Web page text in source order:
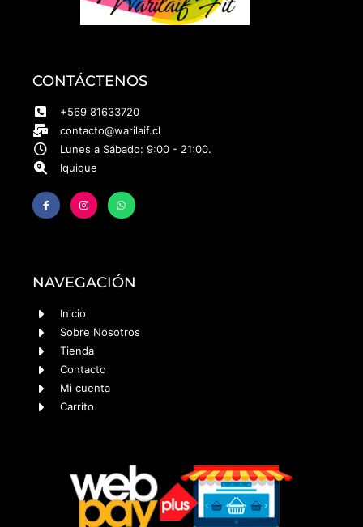
CONTÁCTENOS
+569 81633720
contacto@warilaif.cl
Lunes a Sábado: 9:00 - 21:00.
Iquique
NAVEGACIÓN
Inicio
Sobre Nosotros
Tienda
Contacto
Mi cuenta
Carrito